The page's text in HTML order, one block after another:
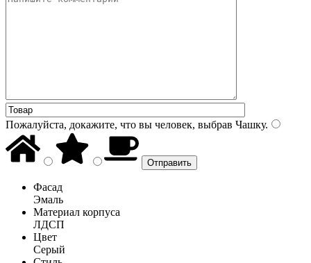
Пожалуйста, докажите, что вы человек, выбрав Чашку.
Фасад
Эмаль
Материал корпуса
ЛДСП
Цвет
Серый